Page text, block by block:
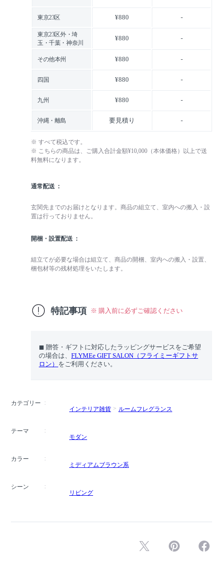
東京23区 ¥880 -
東京23区外・埼
玉・千葉・神奈川
¥880 -
その他本州 ¥880 -
四国 ¥880 -
九州 ¥880 -
沖縄・離島 要見積り -
※ すべて税込です。
※ こちらの商品は、ご購入合計金額¥10,000（本体価格）以上で送
料無料になります。
通常配送
玄関先までのお届けとなります。商品の組立て、室内への搬入・設
置は行っておりません。
開梱・設置配送
組立てが必要な場合は組立て、商品の開梱、室内への搬入・設置、
梱包材等の残材処理をいたします。
特記事項 ※ 購入前に必ずご確認ください
◼︎ 贈答・ギフトに対応したラッピングサービスをご希望
の場合は、 FLYMEe GIFT SALON（フライミーギフトサ
ロン） をご利用ください。
カテゴリー
インテリア雑貨
ルームフレグランス
テーマ
モダン
カラー
ミディアムブラウン系
シーン
リビング